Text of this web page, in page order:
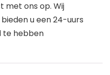
met ons op. Wij
u een 24-uurs
te hebben